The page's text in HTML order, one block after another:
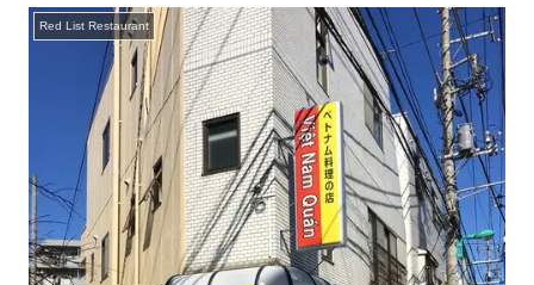
Red List Restaurant